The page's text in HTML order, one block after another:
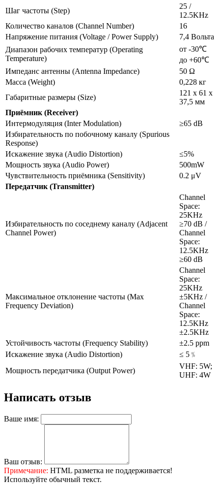
Шаг частоты (Step)
25 /
12.5KHz
Количество каналов (Channel Number)
16
Напряжение питания (Voltage / Power Supply)
7,4 Вольта
Диапазон рабочих температур (Operating
Temperature)
от -30℃
до +60℃
Импеданс антенны (Antenna Impedance)
50 Ω
Масса (Weight)
0,228 кг
Габаритные размеры (Size)
121 x 61 x
37,5 мм
Приёмник (Receiver)
Интермодуляция (Inter Modulation)
≥65 dB
Избирательность по побочному каналу (Spurious
Response)
Искажение звука (Audio Distortion)
≤5%
Мощность звука (Audio Power)
500mW
Чувствительность приёмника (Sensitivity)
0.2 μV
Передатчик (Transmitter)
Избирательность по соседнему каналу (Adjacent
Channel Power)
Channel
Space:
25KHz
≥70 dB /
Channel
Space:
12.5KHz
≥60 dB
Максимальное отклонение частоты (Max
Frequency Deviation)
Channel
Space:
25KHz
±5KHz /
Channel
Space:
12.5KHz
±2.5KHz
Устойчивость частоты (Frequency Stability)
±2.5 ppm
Искажение звука (Audio Distortion)
≤ 5﹪
Мощность передатчика (Output Power)
VHF: 5W;
UHF: 4W
Написать отзыв
Ваше имя:
Ваш отзыв:
Примечание: HTML разметка не поддерживается!
Используйте обычный текст.